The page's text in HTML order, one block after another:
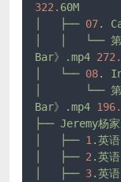
322. 60M
├── 07.
└──
Bar》.mp4 272.
└── 08.
└──
Bar》.mp4 196.
├── Jeremy杨
├── 1.英
├── 2.英
├── 3.英